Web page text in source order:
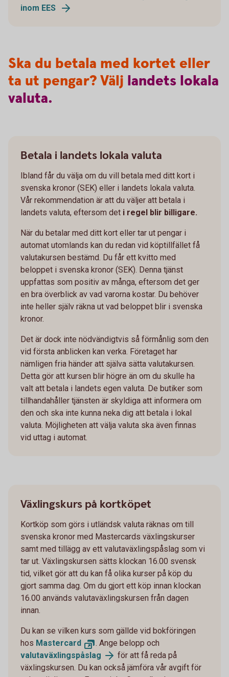
inom EES
Ska du betala med kortet eller
ta ut pengar? Välj landets lokala
valuta.
Betala i landets lokala valuta
Ibland får du välja om du vill betala med ditt kort i
svenska kronor (SEK) eller i landets lokala valuta.
Vår rekommendation är att du väljer att betala i
landets valuta, eftersom det i regel blir billigare.
När du betalar med ditt kort eller tar ut pengar i
automat utomlands kan du redan vid köptillfället få
valutakursen bestämd. Du får ett kvitto med
beloppet i svenska kronor (SEK). Denna tjänst
uppfattas som positiv av många, eftersom det ger
en bra överblick av vad varorna kostar. Du behöver
inte heller själv räkna ut vad beloppet blir i svenska
kronor.
Det är dock inte nödvändigtvis så förmånlig som den
vid första anblicken kan verka. Företaget har
nämligen fria händer att själva sätta valutakursen.
Detta gör att kursen blir högre än om du skulle ha
valt att betala i landets egen valuta. De butiker som
tillhandahåller tjänsten är skyldiga att informera om
den och ska inte kunna neka dig att betala i lokal
valuta. Möjligheten att välja valuta ska även finnas
vid uttag i automat.
Växlingskurs på kortköpet
Kortköp som görs i utländsk valuta räknas om till
svenska kronor med Mastercards växlingskurser
samt med tillägg av ett valutaväxlingspåslag som vi
tar ut. Växlingskursen sätts klockan 16.00 svensk
tid, vilket gör att du kan få olika kurser på köp du
gjort samma dag. Om du gjort ett köp innan klockan
16.00 används valutaväxlingskursen från dagen
innan.
Du kan se vilken kurs som gällde vid bokföringen
hos Mastercard
. Ange belopp och
valutaväxlingspåslag
för att få reda på
växlingskursen. Du kan också jämföra vår avgift för